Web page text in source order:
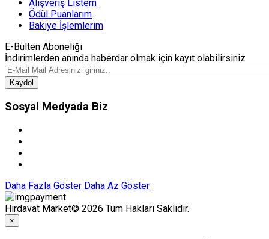
Alışveriş Listem
Ödül Puanlarım
Bakiye İşlemlerim
E-Bülten Aboneliği
İndirimlerden anında haberdar olmak için kayıt olabilirsiniz
Kaydol
Sosyal Medyada Biz
Daha Fazla Göster Daha Az Göster
Hirdavat Market© 2026 Tüm Hakları Saklıdır.
×